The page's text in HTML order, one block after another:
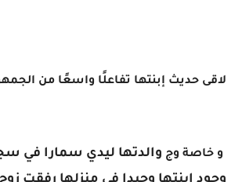
لاقى حديث إبنتها تفاعلًا واسعًا من
و خاصة وج والدتها ليدي سمارا في